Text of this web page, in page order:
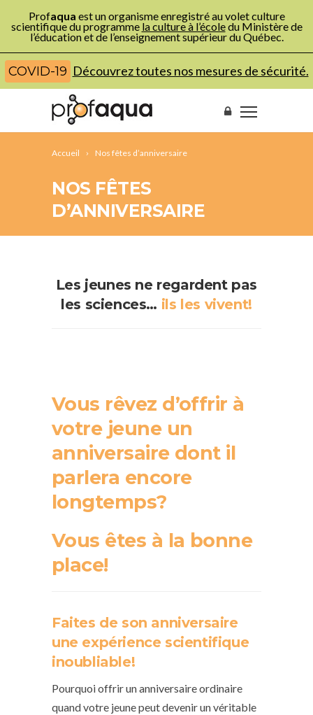
Profaqua est un organisme enregistré au volet culture
scientifique du programme la culture à l’écoledu Ministère de
l’éducation et de l’enseignement supérieur du Québec.
COVID-19 Découvrez toutes nos mesures de sécurité.
Accueil Nos fêtes d’anniversaire
NOS FÊTES
D’ANNIVERSAIRE
Les jeunes ne regardent pas
les sciences… ils les vivent!
Vous rêvez d’offrir à
votre jeune un
anniversaire dont il
parlera encore
longtemps?
Vous êtes à la bonne
place!
Faites de son anniversaire
une expérience scientifique
inoubliable!
Pourquoi offrir un anniversaire ordinaire
quand votre jeune peut devenir un véritable